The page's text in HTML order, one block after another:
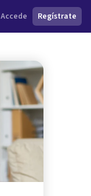
Accede Regístrate